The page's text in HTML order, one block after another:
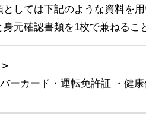
としては下記のような資料を
元確認書類を1枚で兼ねるこ
ーカード・運転免許証 ・健